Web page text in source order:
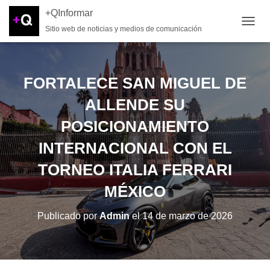
+QInformar
Sitio web de noticias y medios de comunicación
FORTALECE SAN MIGUEL DE
ALLENDE SU
POSICIONAMIENTO
INTERNACIONAL CON EL
TORNEO ITALIA FERRARI
MÉXICO
Publicado porAdminel14 de marzo de 2026